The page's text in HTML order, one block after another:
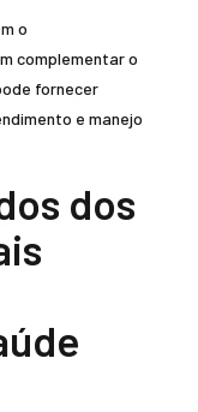
o
complementar o
fornecer
e manejo
dos